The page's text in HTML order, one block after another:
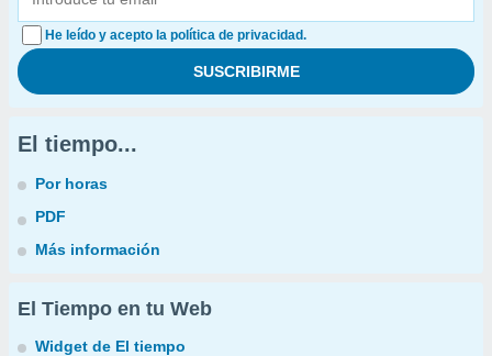
He leído y acepto la política de privacidad.
El tiempo...
Por horas
PDF
Más información
El Tiempo en tu Web
Widget de El tiempo